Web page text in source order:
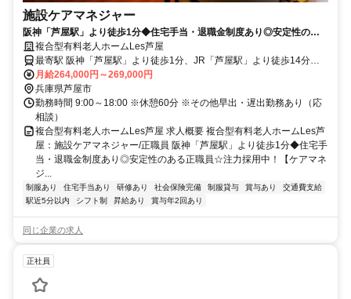
施設ケアマネジャー
阪神「芦屋駅」より徒歩1分◆住宅手当・退職金制度あり◎安定性のあ
る正職員☆注力採用中！【ケアマネジャー、正職員、芦屋市、芦屋駅/芦
屋川駅、複合型有料老人ホームLes芦屋】
複合型有料老人ホームLes芦屋
最寄駅 阪神「芦屋駅」より徒歩1分、JR「芦屋駅」より徒歩14分、
阪急「芦屋川駅」より徒歩15分
月給264,000円～269,000円
兵庫県芦屋市
勤務時間 9:00～18:00 ※休憩60分 ※その他早出・遅出勤務あり（応
相談）
複合型有料老人ホームLes芦屋 求人概要 複合型有料老人ホームLes芦
屋：施設ケアマネジャー/正職員 阪神「芦屋駅」より徒歩1分◆住宅手
当・退職金制度あり◎安定性のある正職員☆注力採用中！【ケアマネ
ジ...
制服あり 住宅手当あり 研修あり 社会保険完備 制服貸与 賞与あり
交通費支給
駅近5分以内
シフト制 昇給あり 賞与年2回あり
同じ企業の求人
正社員